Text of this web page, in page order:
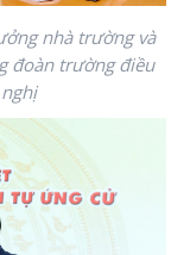
nhà trường và
đoàn trường điều